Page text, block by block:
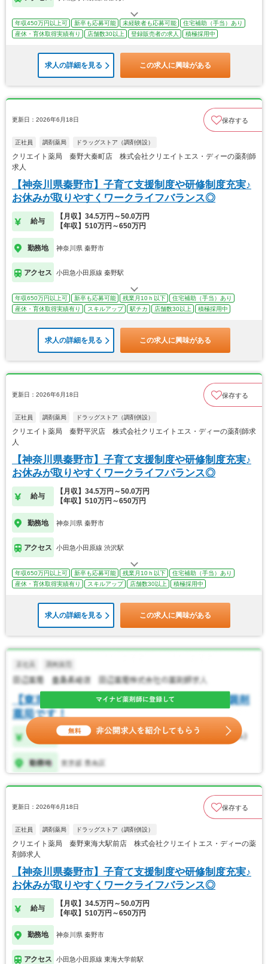
年収450万円以上可 新卒も応募可能 未経験者も応募可能
住宅補助（手当）あり
産休・育休取得実績有り
店舗数30以上 登録販売者の求人 積極採用中
求人の詳細を見る この求人に興味がある
更新日：2026年6月18日 保存する
正社員 調剤薬局 ドラッグストア（調剤併設）
クリエイト薬局 秦野大秦町店 株式会社クリエイトエス・ディーの薬剤師
求人
【神奈川県秦野市】子育て支援制度や研修制度充実♪
お休みが取りやすくワークライフバランス◎
給与
【月収】34.5万円～50.0万円
【年収】510万円～650万円
勤務地 神奈川県 秦野市
アクセス 小田急小田原線 秦野駅
年収650万円以上可 新卒も応募可能 残業月10ｈ以下
住宅補助（手当）あり
産休・育休取得実績有り
スキルアップ 駅チカ 店舗数30以上 積極採用中
求人の詳細を見る この求人に興味がある
更新日：2026年6月18日 保存する
正社員 調剤薬局 ドラッグストア（調剤併設）
クリエイト薬局 秦野平沢店 株式会社クリエイトエス・ディーの薬剤師求
人
【神奈川県秦野市】子育て支援制度や研修制度充実♪
お休みが取りやすくワークライフバランス◎
給与
【月収】34.5万円～50.0万円
【年収】510万円～650万円
勤務地 神奈川県 秦野市
アクセス 小田急小田原線 渋沢駅
年収650万円以上可 新卒も応募可能 残業月10ｈ以下
住宅補助（手当）あり
産休・育休取得実績有り
スキルアップ 店舗数30以上 積極採用中
求人の詳細を見る この求人に興味がある
更新日：2026年6月18日 保存する
正社員 調剤薬局 ドラッグストア（調剤併設）
クリエイト薬局 秦野東海大駅前店 株式会社クリエイトエス・ディーの薬
剤師求人
【神奈川県秦野市】子育て支援制度や研修制度充実♪
お休みが取りやすくワークライフバランス◎
給与
【月収】34.5万円～50.0万円
【年収】510万円～650万円
勤務地 神奈川県 秦野市
アクセス 小田急小田原線 東海大学前駅